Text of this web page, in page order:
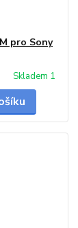
pro Sony
Skladem 1